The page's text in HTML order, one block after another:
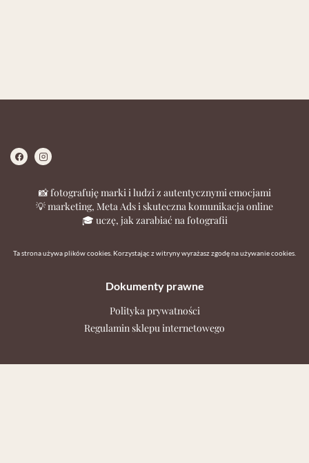
📸 fotografuję marki i ludzi z autentycznymi emocjami
💡 marketing, Meta Ads i skuteczna komunikacja online
🎓 uczę, jak zarabiać na fotografii
Ta strona używa plików cookies. Korzystając z witryny wyrażasz zgodę na używanie cookies.
Dokumenty prawne
Polityka prywatności
Regulamin sklepu internetowego